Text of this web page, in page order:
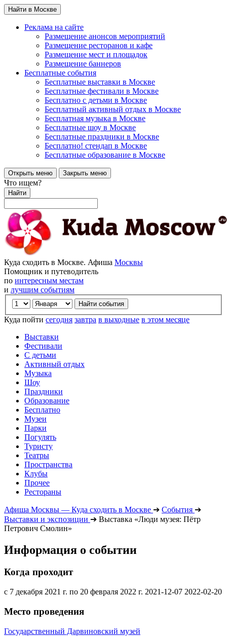
Найти в Москве
Реклама на сайте
Размещение анонсов мероприятий
Размещение ресторанов и кафе
Размещение мест и площадок
Размещение баннеров
Бесплатные события
Бесплатные выставки в Москве
Бесплатные фестивали в Москве
Бесплатно с детьми в Москве
Бесплатный активный отдых в Москве
Бесплатная музыка в Москве
Бесплатные шоу в Москве
Бесплатные праздники в Москве
Бесплатно! стендап в Москве
Бесплатные образование в Москве
Открыть меню Закрыть меню
Что ищем?
Найти
Куда сходить в Москве. Афиша Москвы
Помощник и путеводитель
по интересным местам
и лучшим событиям
Куда пойти сегодня завтра в выходные в этом месяце
Выставки
Фестивали
С детьми
Активный отдых
Музыка
Шоу
Праздники
Образование
Бесплатно
Музеи
Парки
Погулять
Туристу
Театры
Пространства
Клубы
Прочее
Рестораны
Афиша Москвы — Куда сходить в Москве ➔ События ➔
Выставки и экспозиции ➔ Выставка «Люди музея: Пётр
Петрович Смолин»
Информация о событии
Когда проходит
с 7 декабря 2021 г. по 20 февраля 2022 г. 2021-12-07 2022-02-20
Место проведения
Государственный Дарвиновский музей